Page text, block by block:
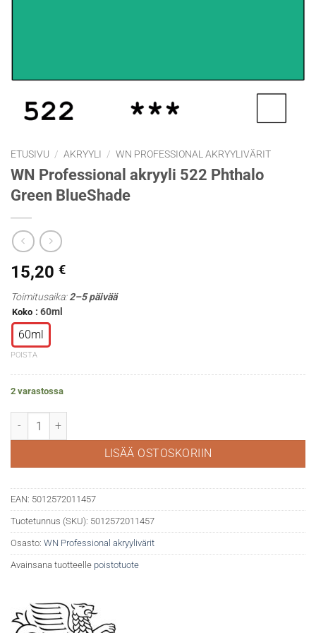
ETUSIVU / AKRYYLI / WN PROFESSIONAL AKRYYLIVÄRIT
WN Professional akryyli 522 Phthalo
Green BlueShade
15,20 €
Toimitusaika:2–5 päivää
Koko : 60ml
60ml
POISTA
2 varastossa
WN Professional akryyli 522 Phthalo Green BlueShade määrä
LISÄÄ OSTOSKORIIN
EAN: 5012572011457
Tuotetunnus (SKU): 5012572011457
Osasto: WN Professional akryylivärit
Avainsana tuotteelle poistotuote